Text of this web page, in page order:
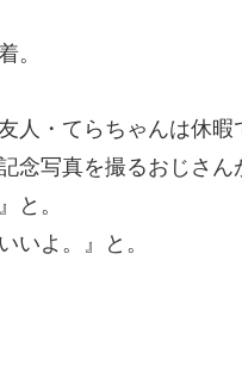
。
人・てらちゃんは休暇
念写真を撮るおじさん
と。
いよ。』と。